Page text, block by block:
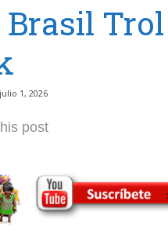
Trol
julio 1, 2026
post